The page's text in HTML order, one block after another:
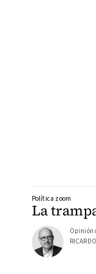
La
Política zoom
Opinión